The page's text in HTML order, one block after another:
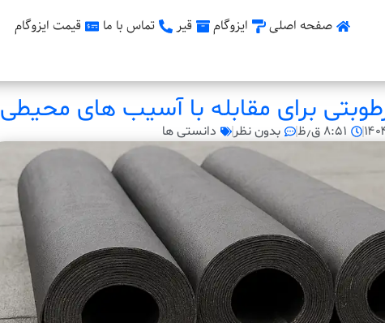
صفحه اصلی ایزوگام قیر تماس با ما قیمت ایزوگام
برای مقابله با آسیب های محیطی
۸:۵۱ ق٫ظ بدون نظر دانستی ها